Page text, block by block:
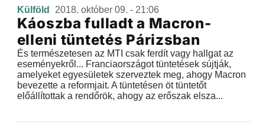
Külföld 2018. október 09. - 21:06
Káoszba fulladt a Macron-
elleni tüntetés Párizsban
És természetesen az MTI csak ferdít vagy hallgat az
eseményekről... Franciaországot tüntetések sújtják,
amelyeket egyesületek szerveztek meg, ahogy Macron
bevezette a reformjait. A tüntetésen öt tüntetőt
előállítottak a rendőrök, ahogy az erőszak elsza...